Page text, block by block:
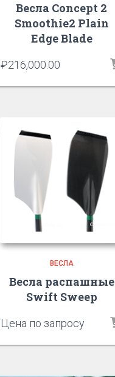
Весла Concept 2
Smoothie2 Plain
Edge Blade
₽216,000.00
ВЕСЛА
Весла распашные
Swift Sweep
Цена по запросу